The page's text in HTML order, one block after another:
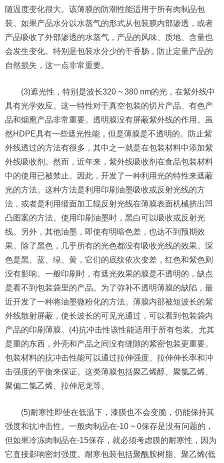
随温度变化很大。该薄膜的防潮性能适用于所有肉制品包
装。如果产品水分以水蒸气的形式从包装膜内部渗透，或者
产品吸收了外部渗透的水蒸气，产品的风味、质地、含量也
会发生变化。特别是包装水分少的干香肠，防止定量产品的
自然损失，这一点非常重要。
(3)遮光性，特别是波长320 ~ 380 nm的光，在紫外线中
具有光学效应。这一特性对于真空包装的切片产品、有色产
品和烟熏产品非常重要。透明膜没有屏蔽紫外线的作用。虽
然HDPE具有一些遮光性能，但是薄膜是不透明的。防止紫
外线透过的方法有很多，其中之一就是在包装材料中添加紫
外线吸收剂。然而，近年来，紫外线吸收剂在食品包装材料
中的使用已被禁止。因此，开发了一种利用光的特性来遮蔽
光的方法。这种方法是利用印刷油墨吸收或反射光线的方
法，或者是利用缎面加工辊反射光线在薄膜表面机械挤出凹
凸图案的方法。使用印刷油墨时，黑白可以吸收或反射光
线。另外，其他油墨，即使有明暗色差，也达不到预期效
果。除了黑色，几乎所有的光色都没有吸收光线的效果。深
色是黑、蓝、绿、黄，它们的底纹依次变差，红色和紫色则
没有影响。一般印刷时，有遮光效果的膜是不透明的，缺点
是看不到包装袋里的产品。为了弥补不透明薄膜的缺陷，最
近开发了一种将油墨微粉化的方法。薄膜内部被短波长的紫
外线散射屏蔽，使长波长的可见光通过，可以看到包装袋内
产品的印刷薄膜。(4)抗冲击性该性能适用于所有包装。尤其
是重的东西，外壳和产品之间没有缝隙的紧密包装更重要。
包装材料的抗冲击性能可以通过拉伸强度、拉伸伸长率和冲
击强度的平衡来保证。这类薄膜包括聚乙烯醇、聚氯乙烯、
聚偏二氯乙烯、拉伸尼龙等。
(5)耐寒性即使在低温下，漆膜也不会变脆，仍能保持其
强度和抗冲击性。一般肉制品在-10 ~ 0保存是没有问题的，
但如果冷冻肉制品在-15保存，就必须考虑膜的耐寒性，因为
它直接影响密封强度。耐寒包装包括聚酰胺树脂、聚乙烯(低